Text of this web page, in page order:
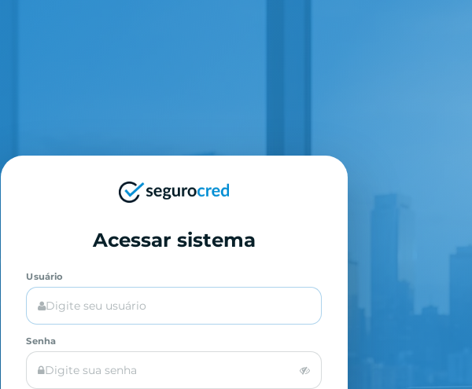
Acessar sistema
Usuário
Senha